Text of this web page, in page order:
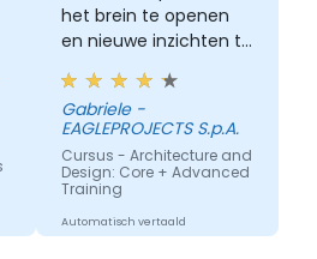
het brein te openen
en nieuwe inzichten te
krijgen over software-
architectuur.
Gabriele -
EAGLEPROJECTS S.p.A.
Cursus - Architecture and
Design: Core + Advanced
Training
Automatisch vertaald